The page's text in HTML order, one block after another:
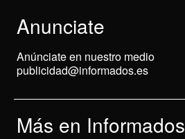
Anunciate
Anúnciate en nuestro medio
publicidad@informados.es
Más en Informados